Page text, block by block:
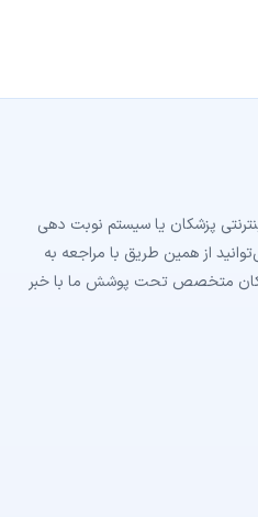
پزشکان یا سیستم نوبت دهی
از همین طریق با مراجعه به
متخصص تحت پوشش ما با خبر